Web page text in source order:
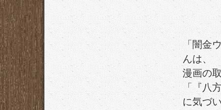
「闇金
んは、
漫画の
「『八
に気づ